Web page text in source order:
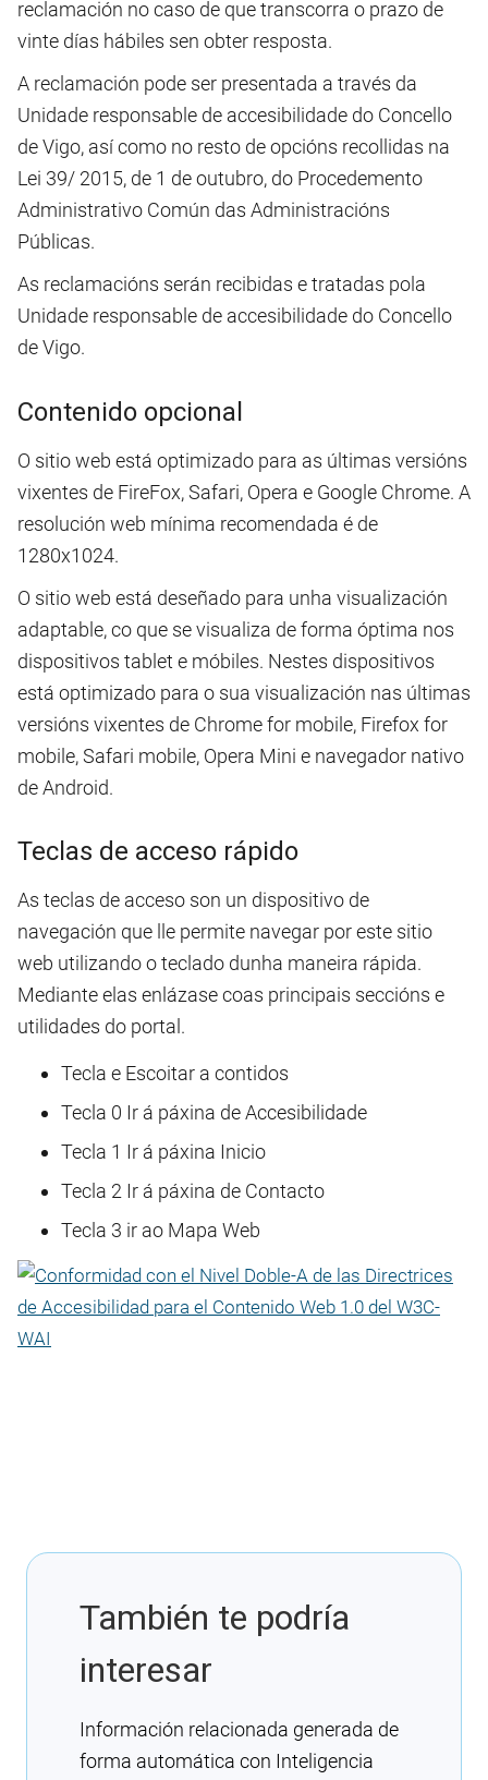
reclamación no caso de que transcorra o prazo de
vinte días hábiles sen obter resposta.
A reclamación pode ser presentada a través da
Unidade responsable de accesibilidade do Concello
de Vigo, así como no resto de opcións recollidas na
Lei 39/ 2015, de 1 de outubro, do Procedemento
Administrativo Común das Administracións
Públicas.
As reclamacións serán recibidas e tratadas pola
Unidade responsable de accesibilidade do Concello
de Vigo.
Contenido opcional
O sitio web está optimizado para as últimas versións
vixentes de FireFox, Safari, Opera e Google Chrome. A
resolución web mínima recomendada é de
1280x1024.
O sitio web está deseñado para unha visualización
adaptable, co que se visualiza de forma óptima nos
dispositivos tablet e móbiles. Nestes dispositivos
está optimizado para o sua visualización nas últimas
versións vixentes de Chrome for mobile, Firefox for
mobile, Safari mobile, Opera Mini e navegador nativo
de Android.
Teclas de acceso rápido
As teclas de acceso son un dispositivo de
navegación que lle permite navegar por este sitio
web utilizando o teclado dunha maneira rápida.
Mediante elas enlázase coas principais seccións e
utilidades do portal.
Tecla e Escoitar a contidos
Tecla 0 Ir á páxina de Accesibilidade
Tecla 1 Ir á páxina Inicio
Tecla 2 Ir á páxina de Contacto
Tecla 3 ir ao Mapa Web
También te podría
interesar
Información relacionada generada de
forma automática con Inteligencia